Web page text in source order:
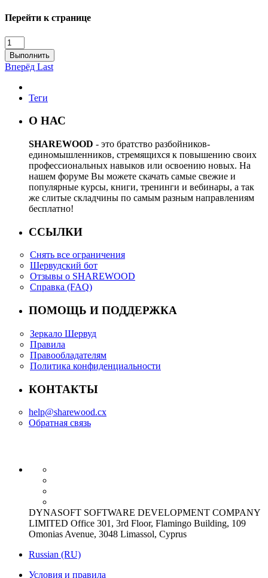
Перейти к странице
Выполнить
Вперёд Last
Теги
О НАС
SHAREWOOD - это братство разбойников-
единомышленников, стремящихся к повышению своих
профессиональных навыков или освоению новых. На
нашем форуме Вы можете скачать самые свежие и
популярные курсы, книги, тренинги и вебинары, а так
же слитые складчины по самым разным направлениям
бесплатно!
ССЫЛКИ
Снять все ограничения
Шервудский бот
Отзывы о SHAREWOOD
Справка (FAQ)
ПОМОЩЬ И ПОДДЕРЖКА
Зеркало Шервуд
Правила
Правообладателям
Политика конфиденциальности
КОНТАКТЫ
help@sharewood.cx
Обратная связь
DYNASOFT SOFTWARE DEVELOPMENT COMPANY
LIMITED Office 301, 3rd Floor, Flamingo Building, 109
Omonias Avenue, 3048 Limassol, Cyprus
Russian (RU)
Условия и правила